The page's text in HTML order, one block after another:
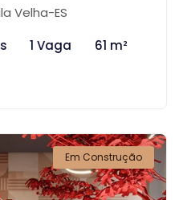
Velha-ES
1 Vaga 61 m²
Em Construção